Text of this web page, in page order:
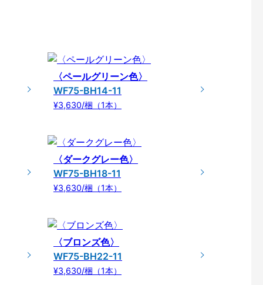
〈ペールグリーン色〉
WF75-BH14-11
¥3,630/梱（1本）
〈ダークグレー色〉
WF75-BH18-11
¥3,630/梱（1本）
〈ブロンズ色〉
WF75-BH22-11
¥3,630/梱（1本）